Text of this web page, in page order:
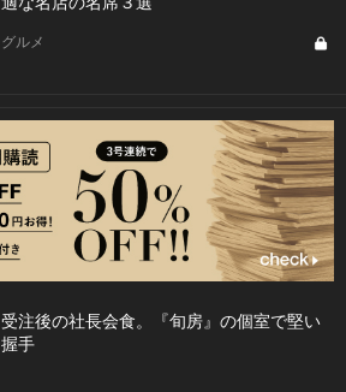
グルメ
受注後の社長会食。『旬房』の個室で堅い
握手